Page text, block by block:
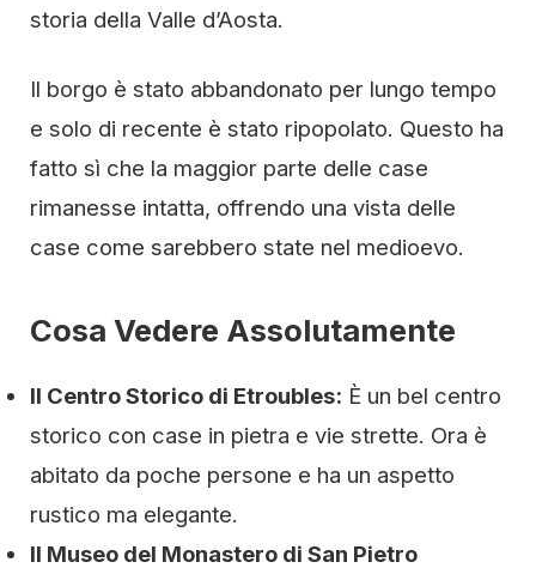
storia della Valle d’Aosta.
Il borgo è stato abbandonato per lungo tempo
e solo di recente è stato ripopolato. Questo ha
fatto sì che la maggior parte delle case
rimanesse intatta, offrendo una vista delle
case come sarebbero state nel medioevo.
Cosa Vedere Assolutamente
Il Centro Storico di Etroubles: È un bel centro
storico con case in pietra e vie strette. Ora è
abitato da poche persone e ha un aspetto
rustico ma elegante.
Il Museo del Monastero di San Pietro